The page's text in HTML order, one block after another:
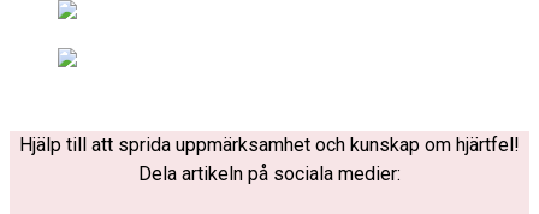
Hjälp till att sprida uppmärksamhet och kunskap om hjärtfel!
Dela artikeln på sociala medier: